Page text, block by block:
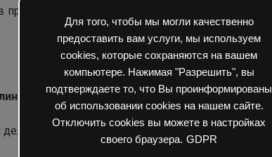
Для того, чтобы мы могли качественно
предоставить вам услуги, мы используем
cookies, которые сохраняются на вашем
компьютере. Нажимая "Разрешить", вы
подтверждаете то, что Вы проинформированы
об использовании cookies на нашем сайте.
Отключить cookies вы можете в настройках
своего браузера. GDPR
антинаркотической работы в
России по Астраханской области